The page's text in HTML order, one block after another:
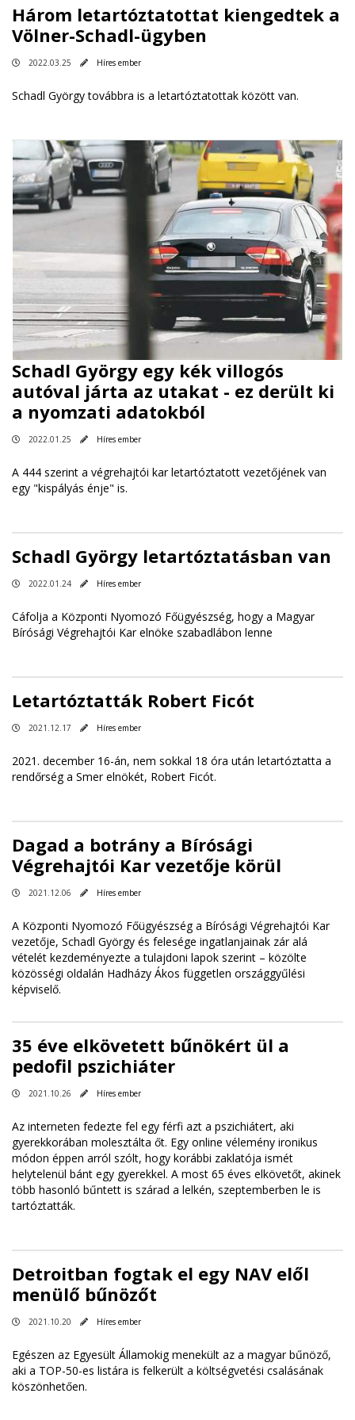
Három letartóztatottat kiengedtek a
Völner-Schadl-ügyben
2022.03.25 Híres ember
Schadl György továbbra is a letartóztatottak között van.
Schadl György egy kék villogós
autóval járta az utakat - ez derült ki
a nyomzati adatokból
2022.01.25 Híres ember
A 444 szerint a végrehajtói kar letartóztatott vezetőjének van
egy "kispályás énje" is.
Schadl György letartóztatásban van
2022.01.24 Híres ember
Cáfolja a Központi Nyomozó Főügyészség, hogy a Magyar
Bírósági Végrehajtói Kar elnöke szabadlábon lenne
Letartóztatták Robert Ficót
2021.12.17 Híres ember
2021. december 16-án, nem sokkal 18 óra után letartóztatta a
rendőrség a Smer elnökét, Robert Ficót.
Dagad a botrány a Bírósági
Végrehajtói Kar vezetője körül
2021.12.06 Híres ember
A Központi Nyomozó Főügyészség a Bírósági Végrehajtói Kar
vezetője, Schadl György és felesége ingatlanjainak zár alá
vételét kezdeményezte a tulajdoni lapok szerint – közölte
közösségi oldalán Hadházy Ákos független országgyűlési
képviselő.
35 éve elkövetett bűnökért ül a
pedofil pszichiáter
2021.10.26 Híres ember
Az interneten fedezte fel egy férfi azt a pszichiátert, aki
gyerekkorában molesztálta őt. Egy online vélemény ironikus
módon éppen arról szólt, hogy korábbi zaklatója ismét
helytelenül bánt egy gyerekkel. A most 65 éves elkövetőt, akinek
több hasonló bűntett is szárad a lelkén, szeptemberben le is
tartóztatták.
Detroitban fogtak el egy NAV elől
menülő bűnözőt
2021.10.20 Híres ember
Egészen az Egyesült Államokig menekült az a magyar bűnöző,
aki a TOP-50-es listára is felkerült a költségvetési csalásának
köszönhetően.